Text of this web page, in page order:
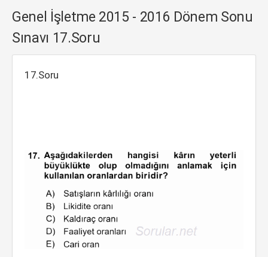
Genel İşletme 2015 - 2016 Dönem Sonu
Sınavı 17.Soru
17.Soru